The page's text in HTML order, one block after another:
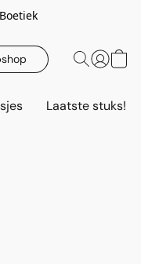
Laatste stuks!